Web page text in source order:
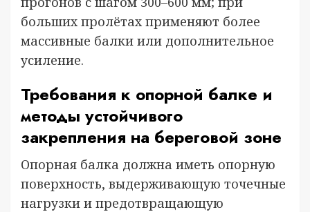
больших пролётах применяют более
массивные балки или дополнительное
усиление.
Требования к опорной балке и
методы устойчивого
закрепления на береговой зоне
Опорная балка должна иметь опорную
поверхность, выдерживающую точечные
нагрузки и предотвращающую